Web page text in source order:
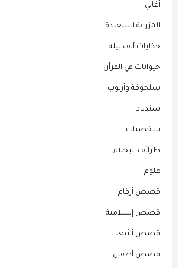
أغاني
المزرعة السعيدة
حكايات ألف ليلة
حيوانات في القرأن
سلحوفة وأرنوب
سندباد
شخصيات
طرائف البخلاء
علوم
قصص أرقام
قصص إسلامية
قصص أشعب
قصص أطفال